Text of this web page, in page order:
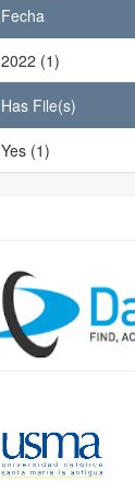
Fecha
2022 (1)
Has File(s)
Yes (1)